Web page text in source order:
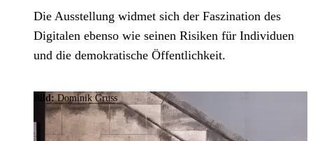
Die Ausstellung widmet sich der Faszination des
Digitalen ebenso wie seinen Risiken für Individuen
und die demokratische Öffentlichkeit.
Bild:Dominik Gruss